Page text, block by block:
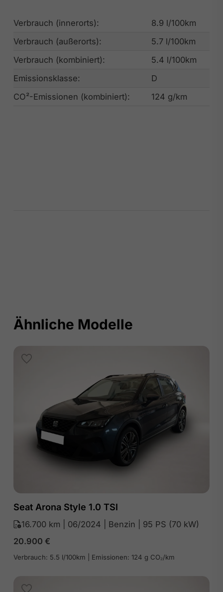
Verbrauch (innerorts):
8.9 l/100km
Verbrauch (außerorts):
5.7 l/100km
Verbrauch (kombiniert):
5.4 l/100km
Emissionsklasse:
D
CO²-Emissionen (kombiniert):
124 g/km
Ähnliche Modelle
Seat Arona Style 1.0 TSI
16.700 km | 06/2024 | Benzin | 95 PS (70 kW)
20.900 €
Verbrauch: 5.5 l/100km | Emissionen: 124 g CO₂/km